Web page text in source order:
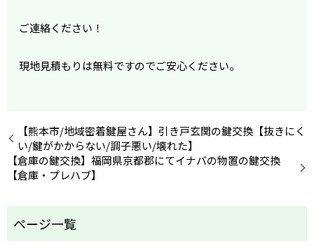
ご連絡ください！
現地見積もりは無料ですのでご安心ください。
【熊本市/地域密着鍵屋さん】引き戸玄関の鍵交換【抜きにく
い/鍵がかからない/調子悪い/壊れた】
【倉庫の鍵交換】福岡県京都郡にてイナバの物置の鍵交換
【倉庫・プレハブ】